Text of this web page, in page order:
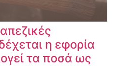
η εφορία
τα ποσά ως